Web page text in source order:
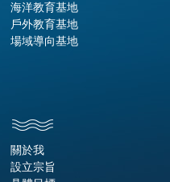
海洋教育基地
戶外教育基地
場域導向基地
關於我
設立宗旨